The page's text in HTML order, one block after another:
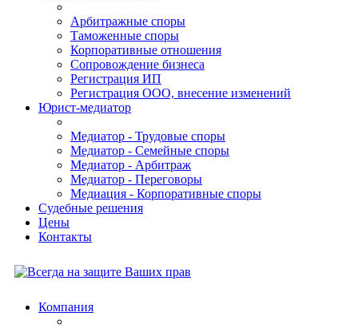
Арбитражные споры
Таможенные споры
Корпоративные отношения
Сопровождение бизнеса
Регистрация ИП
Регистрация ООО, внесение изменений
Юрист-медиатор
Медиатор - Трудовые споры
Медиатор - Семейные споры
Медиатор - Арбитраж
Медиатор - Переговоры
Медиация - Корпоративные споры
Судебные решения
Цены
Контакты
Компания